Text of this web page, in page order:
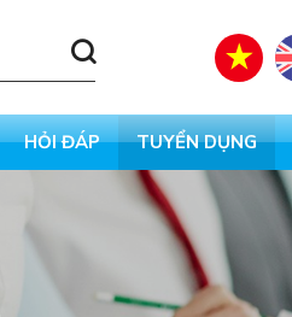
HỎI ĐÁP TUYỂN DỤNG